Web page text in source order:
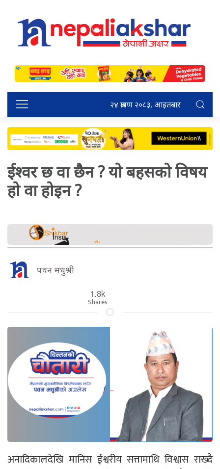
२४ श्रावण २०८३, आइतबार
ईश्वर छ वा छैन ? यो बहसको विषय
हो वा होइन ?
पवन मधुश्री
1.8k
Shares
अनादिकालदेखि मानिस ईश्वरीय सत्तामाथि विश्वास राख्दै